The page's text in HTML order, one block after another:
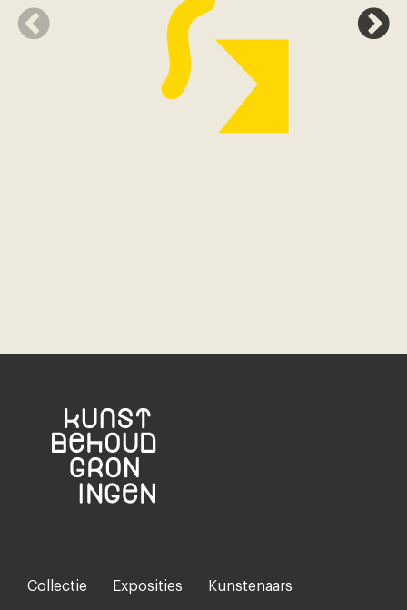
Footer-
Collectie Exposities Kunstenaars